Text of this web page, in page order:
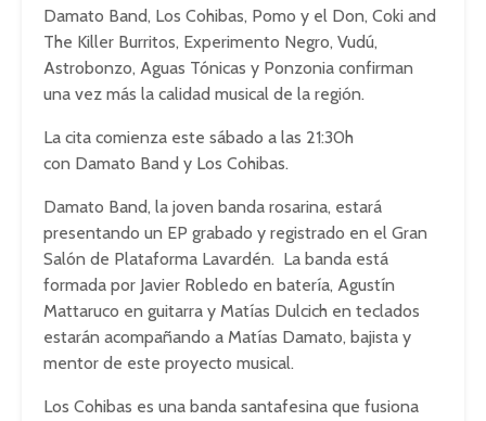
Damato Band, Los Cohibas, Pomo y el Don, Coki and
The Killer Burritos, Experimento Negro, Vudú,
Astrobonzo, Aguas Tónicas y Ponzonia confirman
una vez más la calidad musical de la región.
La cita comienza este sábado a las 21:30h
con Damato Band y Los Cohibas.
Damato Band, la joven banda rosarina, estará
presentando un EP grabado y registrado en el Gran
Salón de Plataforma Lavardén. La banda está
formada por Javier Robledo en batería, Agustín
Mattaruco en guitarra y Matías Dulcich en teclados
estarán acompañando a Matías Damato, bajista y
mentor de este proyecto musical.
Los Cohibas es una banda santafesina que fusiona